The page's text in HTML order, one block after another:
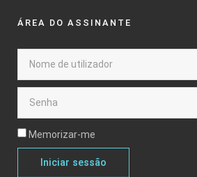
ÁREA DO ASSINANTE
Memorizar-me
Iniciar sessão